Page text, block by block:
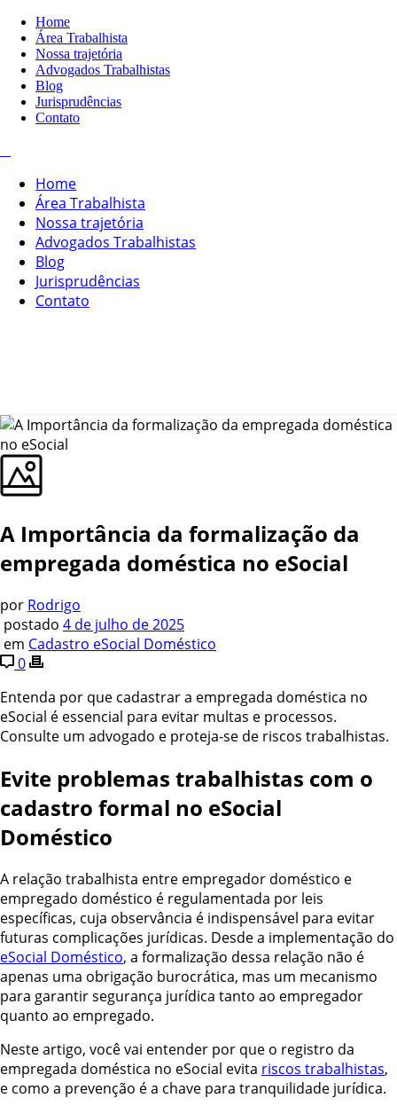
Home
Área Trabalhista
Nossa trajetória
Advogados Trabalhistas
Blog
Jurisprudências
Contato
Home
Área Trabalhista
Nossa trajetória
Advogados Trabalhistas
Blog
Jurisprudências
Contato
A Importância da formalização da
empregada doméstica no eSocial
por Rodrigo
postado 4 de julho de 2025
em Cadastro eSocial Doméstico
0
Entenda por que cadastrar a empregada doméstica no
eSocial é essencial para evitar multas e processos.
Consulte um advogado e proteja-se de riscos trabalhistas.
Evite problemas trabalhistas com o
cadastro formal no eSocial
Doméstico
A relação trabalhista entre empregador doméstico e
empregado doméstico é regulamentada por leis
específicas, cuja observância é indispensável para evitar
futuras complicações jurídicas. Desde a implementação do
eSocial Doméstico, a formalização dessa relação não é
apenas uma obrigação burocrática, mas um mecanismo
para garantir segurança jurídica tanto ao empregador
quanto ao empregado.
Neste artigo, você vai entender por que o registro da
empregada doméstica no eSocial evita riscos trabalhistas,
e como a prevenção é a chave para tranquilidade jurídica.